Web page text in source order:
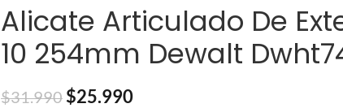
Alicate Articulado De
10 254mm Dewalt
$31.990 $25.990